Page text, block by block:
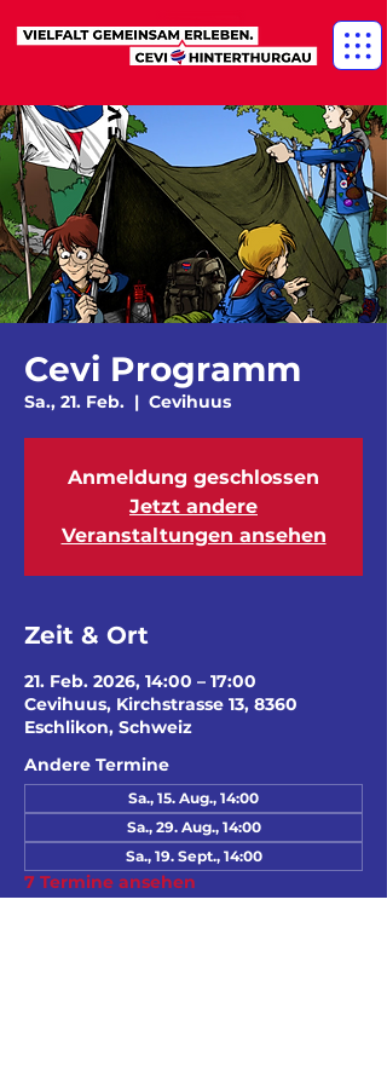
Cevi Programm
Sa., 21. Feb.
  |
Cevihuus
Anmeldung geschlossen
Jetzt andere
Veranstaltungen ansehen
Zeit & Ort
21. Feb. 2026, 14:00 – 17:00
Cevihuus, Kirchstrasse 13, 8360
Eschlikon, Schweiz
Andere Termine
Sa., 15. Aug., 14:00
Sa., 29. Aug., 14:00
Sa., 19. Sept., 14:00
7 Termine ansehen